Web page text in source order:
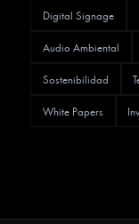
Digital Signage
Audio Ambiental
Sostenibilidad
White Papers